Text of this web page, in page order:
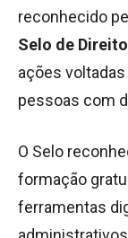
reconhecido
Selo de
ações
pessoas com
O Selo
formação
ferramentas